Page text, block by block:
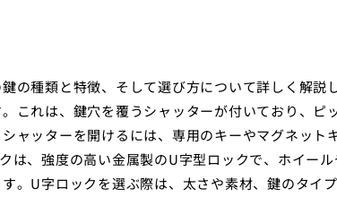
の種類と特徴、そして選び方について詳しく解説
これは、鍵穴を覆うシャッターが付いており、ピ
ャッターを開けるには、専用のキーやマグネット
は、強度の高い金属製のU字型ロックで、ホイー
。U字ロックを選ぶ際は、太さや素材、鍵のタイ